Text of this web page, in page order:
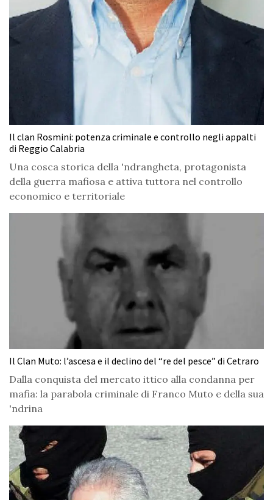
Il clan Rosmini: potenza criminale e controllo negli appalti
di Reggio Calabria
Una cosca storica della 'ndrangheta, protagonista
della guerra mafiosa e attiva tuttora nel controllo
economico e territoriale
Il Clan Muto: l’ascesa e il declino del “re del pesce” di Cetraro
Dalla conquista del mercato ittico alla condanna per
mafia: la parabola criminale di Franco Muto e della sua
'ndrina